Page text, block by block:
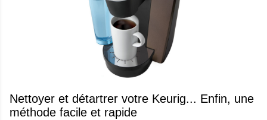
Nettoyer et détartrer votre Keurig... Enfin, une
méthode facile et rapide